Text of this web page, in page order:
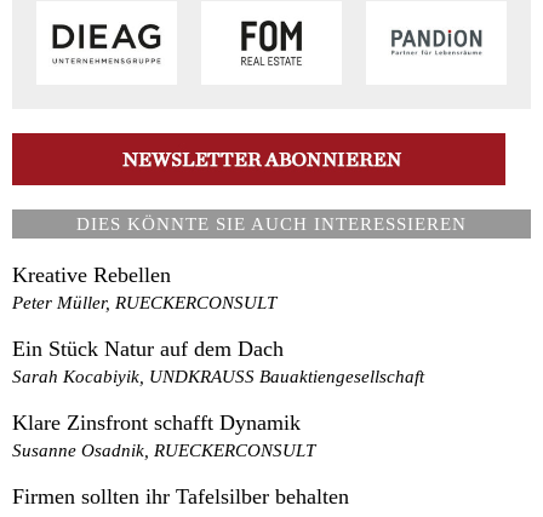
DIES KÖNNTE SIE AUCH INTERESSIEREN
Kreative Rebellen
Peter Müller, RUECKERCONSULT
Ein Stück Natur auf dem Dach
Sarah Kocabiyik, UNDKRAUSS Bauaktiengesellschaft
Klare Zinsfront schafft Dynamik
Susanne Osadnik, RUECKERCONSULT
Firmen sollten ihr Tafelsilber behalten